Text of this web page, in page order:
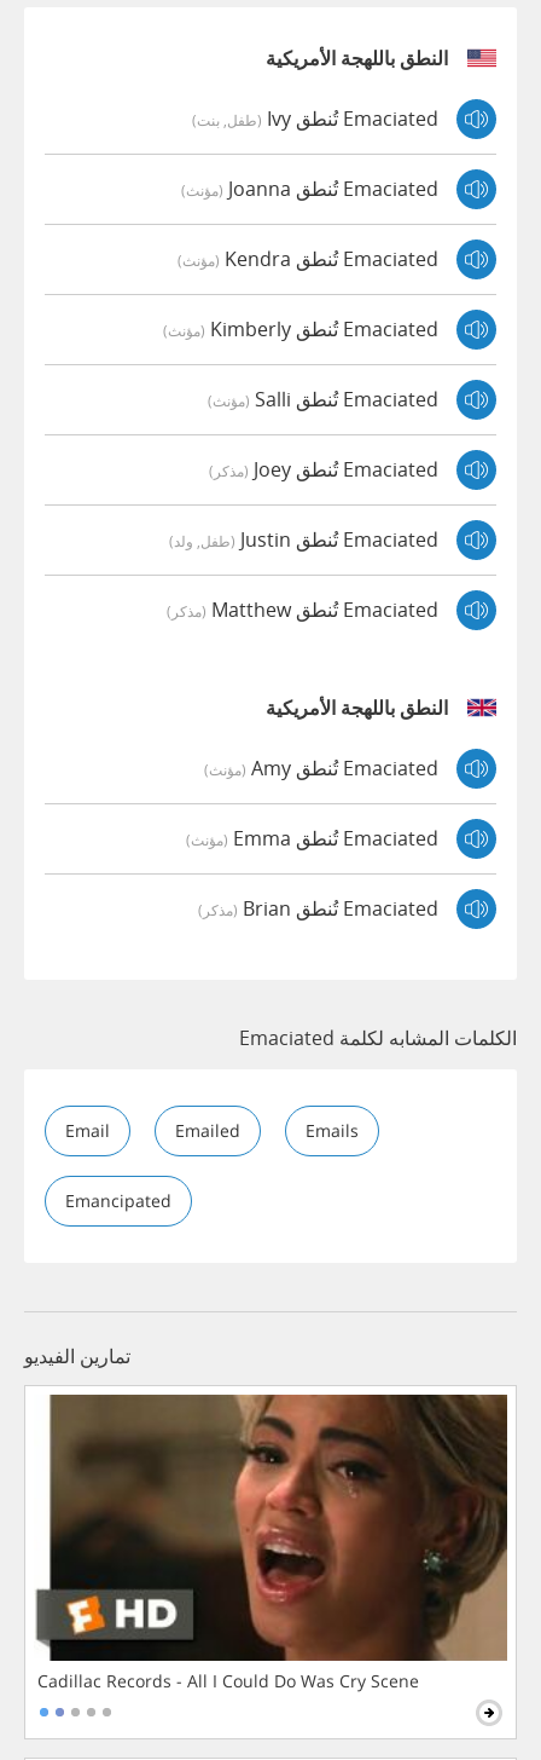
النطق باللهجة الأمريكية
Emaciated تُنطق Ivy (طفل, بنت)
Emaciated تُنطق Joanna (مؤنث)
Emaciated تُنطق Kendra (مؤنث)
Emaciated تُنطق Kimberly (مؤنث)
Emaciated تُنطق Salli (مؤنث)
Emaciated تُنطق Joey (مذكر)
Emaciated تُنطق Justin (طفل, ولد)
Emaciated تُنطق Matthew (مذكر)
النطق باللهجة الأمريكية
Emaciated تُنطق Amy (مؤنث)
Emaciated تُنطق Emma (مؤنث)
Emaciated تُنطق Brian (مذكر)
الكلمات المشابه لكلمة Emaciated
Email Emailed Emails
Emancipated
تمارين الفيديو
Cadillac Records - All I Could Do Was Cry Scene